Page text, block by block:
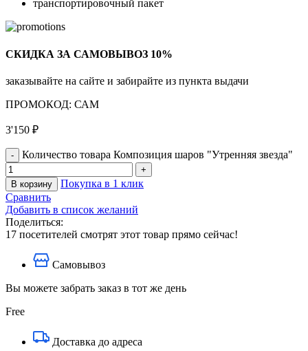
транспортировочный пакет
СКИДКА ЗА САМОВЫВОЗ 10%
заказывайте на сайте и забирайте из пункта выдачи
ПРОМОКОД: САМ
3'150 ₽
Количество товара Композиция шаров "Утренняя звезда"
В корзину
Покупка в 1 клик
Сравнить
Добавить в список желаний
Поделиться:
17 посетителей смотрят этот товар прямо сейчас!
Самовывоз
Вы можете забрать заказ в тот же день
Free
Доставка до адреса